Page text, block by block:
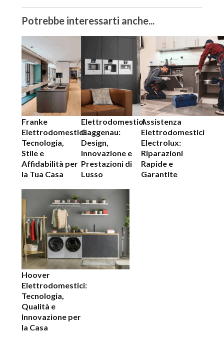
Potrebbe interessarti anche...
Franke
Elettrodomestici:
Tecnologia,
Stile e
Affidabilità per
la Tua Casa
Elettrodomestici
Gaggenau:
Design,
Innovazione e
Prestazioni di
Lusso
Assistenza
Elettrodomestici
Electrolux:
Riparazioni
Rapide e
Garantite
Hoover
Elettrodomestici:
Tecnologia,
Qualità e
Innovazione per
la Casa